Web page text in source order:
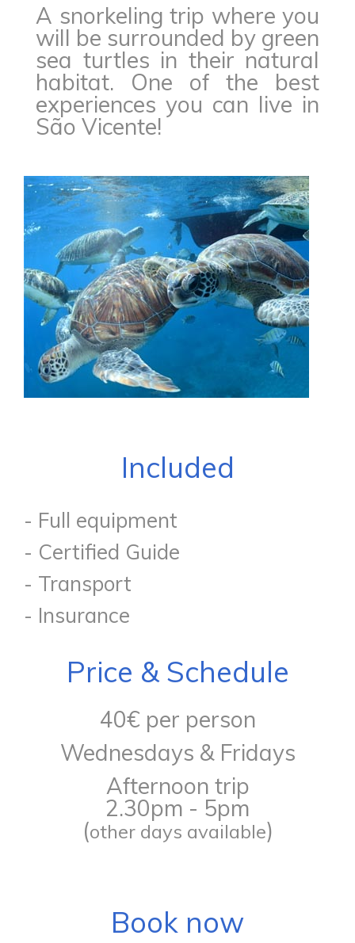
A snorkeling trip where you
will be surrounded by green
sea turtles in their natural
habitat. One of the best
experiences you can live in
São Vicente!
Included
- Full equipment
- Certified Guide
- Transport
- Insurance
Price & Schedule
40€ per person
Wednesdays & Fridays
Afternoon trip
2.30pm - 5pm
(other days available)
Book now